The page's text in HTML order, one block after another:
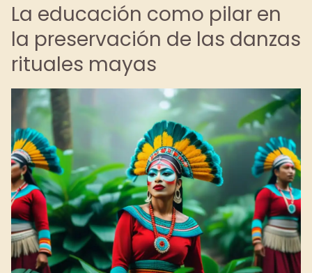
La educación como pilar en
la preservación de las danzas
rituales mayas